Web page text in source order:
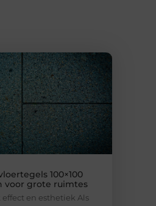
100×100
voor grote ruimtes
en esthetiek Als